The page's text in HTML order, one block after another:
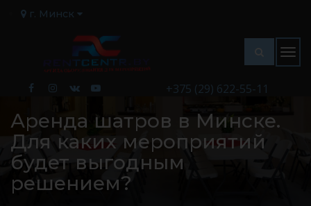
г. Минск
+375 (29) 622-55-11
Аренда шатров в Минске.
Для каких мероприятий
будет выгодным
решением?